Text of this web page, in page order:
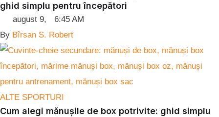
ghid simplu pentru începători
august 9,
6:45 AM
By Bîrsan S. Robert
ALTE SPORTURI
Cum alegi mănușile de box potrivite: ghid simplu